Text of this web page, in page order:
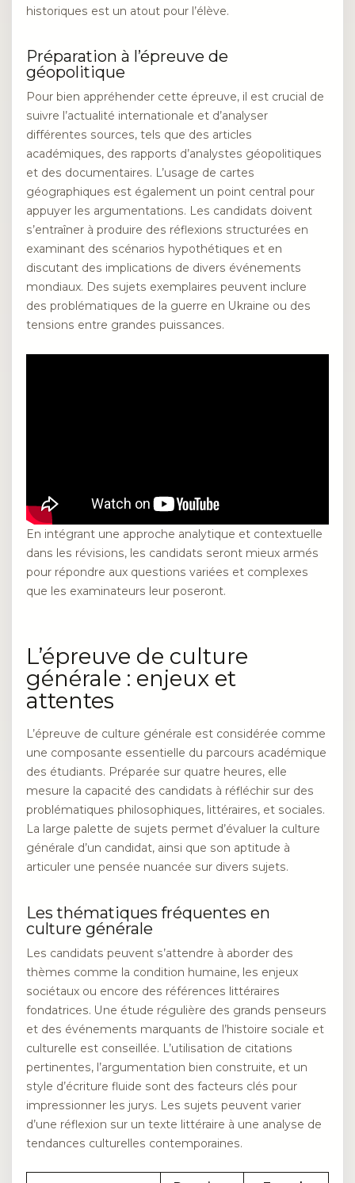
historiques est un atout pour l’élève.
Préparation à l’épreuve de
géopolitique
Pour bien appréhender cette épreuve, il est crucial de
suivre l’actualité internationale et d’analyser
différentes sources, tels que des articles
académiques, des rapports d’analystes géopolitiques
et des documentaires. L’usage de cartes
géographiques est également un point central pour
appuyer les argumentations. Les candidats doivent
s’entraîner à produire des réflexions structurées en
examinant des scénarios hypothétiques et en
discutant des implications de divers événements
mondiaux. Des sujets exemplaires peuvent inclure
des problématiques de la guerre en Ukraine ou des
tensions entre grandes puissances.
En intégrant une approche analytique et contextuelle
dans les révisions, les candidats seront mieux armés
pour répondre aux questions variées et complexes
que les examinateurs leur poseront.
L’épreuve de culture
générale : enjeux et
attentes
L’épreuve de culture générale est considérée comme
une composante essentielle du parcours académique
des étudiants. Préparée sur quatre heures, elle
mesure la capacité des candidats à réfléchir sur des
problématiques philosophiques, littéraires, et sociales.
La large palette de sujets permet d’évaluer la culture
générale d’un candidat, ainsi que son aptitude à
articuler une pensée nuancée sur divers sujets.
Les thématiques fréquentes en
culture générale
Les candidats peuvent s’attendre à aborder des
thèmes comme la condition humaine, les enjeux
sociétaux ou encore des références littéraires
fondatrices. Une étude régulière des grands penseurs
et des événements marquants de l’histoire sociale et
culturelle est conseillée. L’utilisation de citations
pertinentes, l’argumentation bien construite, et un
style d’écriture fluide sont des facteurs clés pour
impressionner les jurys. Les sujets peuvent varier
d’une réflexion sur un texte littéraire à une analyse de
tendances culturelles contemporaines.